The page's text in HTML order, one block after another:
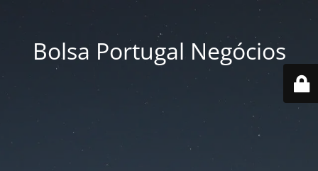
Bolsa Portugal Negócios